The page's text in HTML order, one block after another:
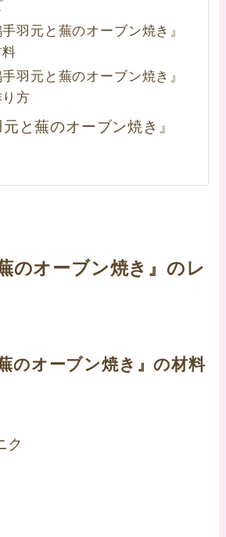
手羽元と蕪のオーブン焼き』
手羽元と蕪のオーブン焼き』
方
元と蕪のオーブン焼き』
のオーブン焼き』のレ
のオーブン焼き』の材料
ク